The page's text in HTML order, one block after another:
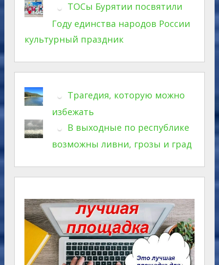
ТОСы Бурятии посвятили
Году единства народов России
культурный праздник
Трагедия, которую можно
избежать
В выходные по республике
возможны ливни, грозы и град